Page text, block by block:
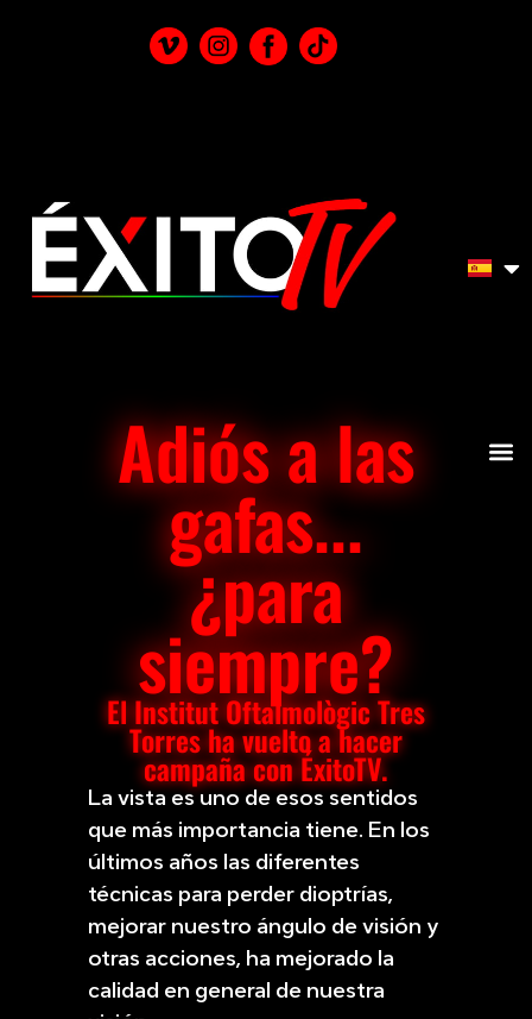
Adiós a las
gafas...
¿para
siempre?
El Institut Oftalmològic Tres
Torres ha vuelto a hacer
campaña con ÉxitoTV.
La vista es uno de esos sentidos
que más importancia tiene. En los
últimos años las diferentes
técnicas para perder dioptrías,
mejorar nuestro ángulo de visión y
otras acciones, ha mejorado la
calidad en general de nuestra